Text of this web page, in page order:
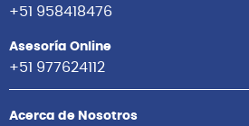
+51 958418476
Asesoría Online
+51 977624112
Acerca de Nosotros